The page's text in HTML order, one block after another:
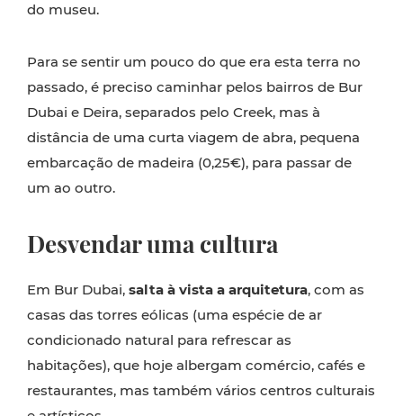
do museu.
Para se sentir um pouco do que era esta terra no
passado, é preciso caminhar pelos bairros de Bur
Dubai e Deira, separados pelo Creek, mas à
distância de uma curta viagem de abra, pequena
embarcação de madeira (0,25€), para passar de
um ao outro.
Desvendar uma cultura
Em Bur Dubai, salta à vista a arquitetura, com as
casas das torres eólicas (uma espécie de ar
condicionado natural para refrescar as
habitações), que hoje albergam comércio, cafés e
restaurantes, mas também vários centros culturais